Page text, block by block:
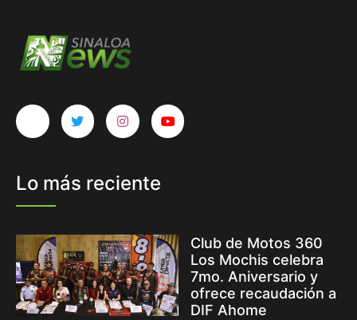
Lo más reciente
Club de Motos 360
Los Mochis celebra
7mo. Aniversario y
ofrece recaudación a
DIF Ahome